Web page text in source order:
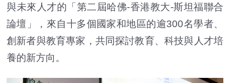
與未來人才的「第二屆哈佛-香港教大-斯坦福聯合
論壇」，來自十多個國家和地區的逾300名學者、
創新者與教育專家，共同探討教育、科技與人才培
養的新方向。